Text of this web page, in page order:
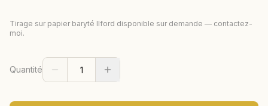
Tirage sur papier baryté Ilford disponible sur demande — contactez-
moi.
Quantité